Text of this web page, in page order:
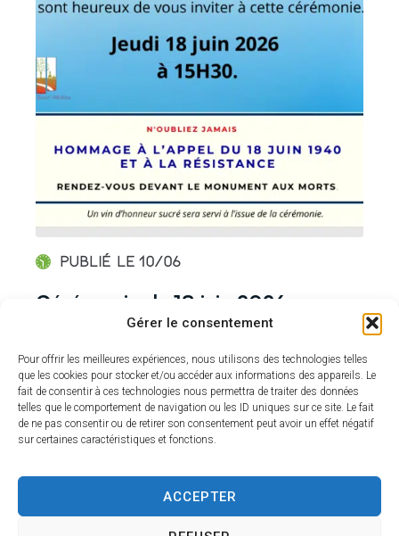
Gérer le consentement
Pour offrir les meilleures expériences, nous utilisons des technologies telles
que les cookies pour stocker et/ou accéder aux informations des appareils. Le
fait de consentir à ces technologies nous permettra de traiter des données
telles que le comportement de navigation ou les ID uniques sur ce site. Le fait
de ne pas consentir ou de retirer son consentement peut avoir un effet négatif
sur certaines caractéristiques et fonctions.
ACCEPTER
Publié le 10/06
Cérémonie du 18 juin 2026
TOUTES LES ACTUALITÉS
Agenda